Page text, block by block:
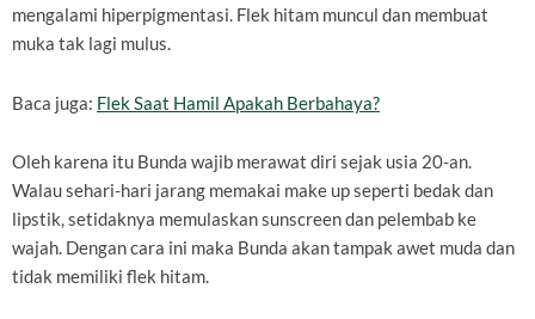
mengalami hiperpigmentasi. Flek hitam muncul dan membuat
muka tak lagi mulus.
Baca juga: Flek Saat Hamil Apakah Berbahaya?
Oleh karena itu Bunda wajib merawat diri sejak usia 20-an.
Walau sehari-hari jarang memakai make up seperti bedak dan
lipstik, setidaknya memulaskan sunscreen dan pelembab ke
wajah. Dengan cara ini maka Bunda akan tampak awet muda dan
tidak memiliki flek hitam.